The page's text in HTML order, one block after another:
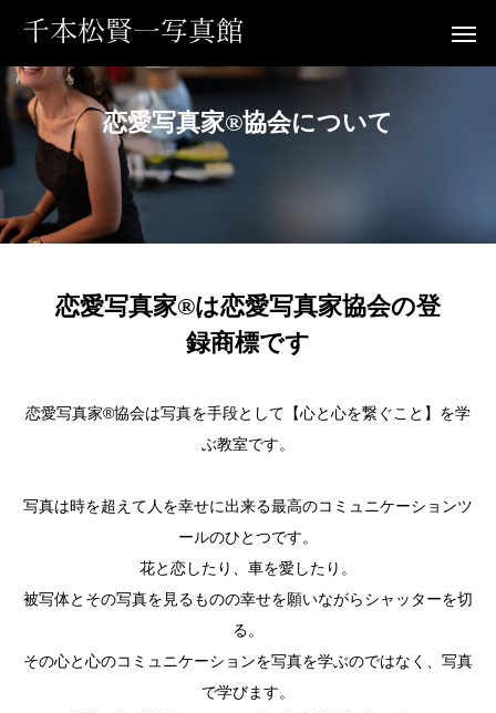
恋愛写真家®協会について
恋愛写真家®は恋愛写真家協会の登
録商標です
恋愛写真家®︎協会は写真を手段として【心と心を繋ぐこと】を学
ぶ教室です。
写真は時を超えて人を幸せに出来る最高のコミュニケーションツ
ールのひとつです。
花と恋したり、車を愛したり。
被写体とその写真を見るものの幸せを願いながらシャッターを切
る。
その心と心のコミュニケーションを写真を学ぶのではなく、写真
で学びます。